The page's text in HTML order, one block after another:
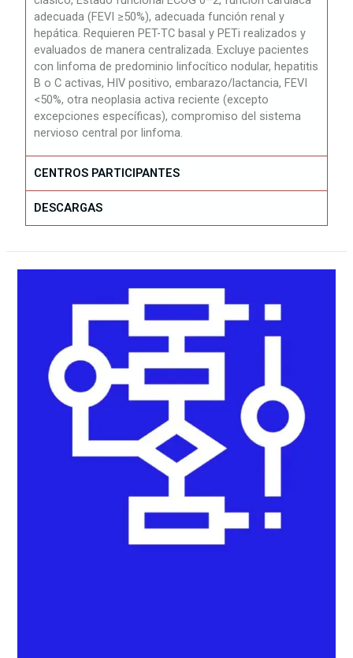
adecuada (FEVI ≥50%),adecuada función renal y
hepática. Requieren PET-TC basal y PETi realizados y
evaluados de manera centralizada. Excluye pacientes
con linfoma de predominio linfocítico nodular, hepatitis
B o C activas, HIV positivo, embarazo/lactancia, FEVI
<50%, otra neoplasia activa reciente (excepto
excepciones específicas), compromiso del sistema
nervioso central por linfoma.
CENTROS PARTICIPANTES
DESCARGAS